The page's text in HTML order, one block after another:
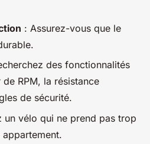
: Assurez-vous que le
des fonctionnalités
RPM, la résistance
de sécurité.
un vélo qui ne prend pas trop